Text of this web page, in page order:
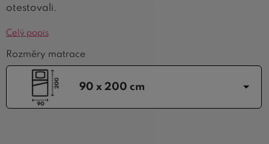
otestovali.
Celý popis
Rozměry matrace
90 x 200 cm